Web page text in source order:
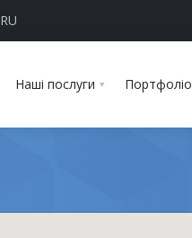
RU
Наші послуги Портфоліо